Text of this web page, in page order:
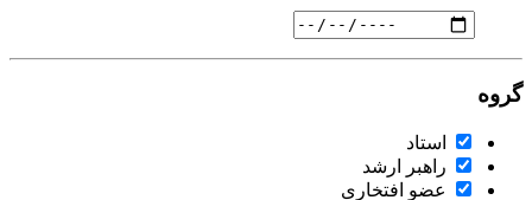
گروه
استاد
راهبر ارشد
عضو افتخاری